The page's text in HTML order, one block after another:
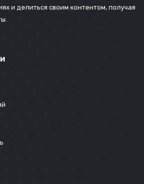
и делиться своим контентом, получая